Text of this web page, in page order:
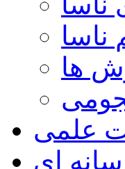
ناسا
ها
علمی
اي